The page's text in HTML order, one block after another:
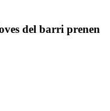
del barri prenen